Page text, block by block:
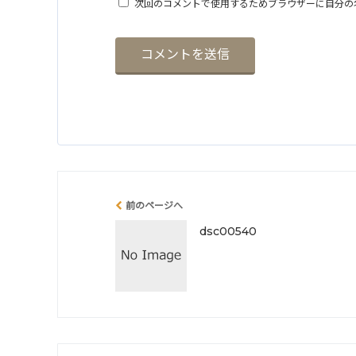
次回のコメントで使用するためブラウザーに自分
前のページへ
dsc00540